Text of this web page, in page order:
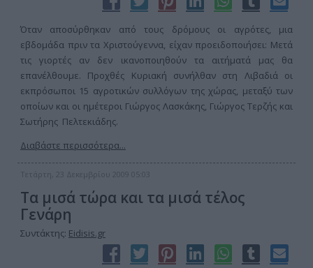
Όταν αποσύρθηκαν από τους δρόμους οι αγρότες, μια
εβδομάδα πριν τα Χριστούγεννα, είχαν προειδοποιήσει: Μετά
τις γιορτές αν δεν ικανοποιηθούν τα αιτήματά μας θα
επανέλθουμε. Προχθές Κυριακή συνήλθαν στη Λιβαδιά οι
εκπρόσωποι 15 αγροτικών συλλόγων της χώρας, μεταξύ των
οποίων και οι ημέτεροι Γιώργος Λασκάκης, Γιώργος Τερζής και
Σωτήρης Πελτεκιάδης.
Διαβάστε περισσότερα...
Τετάρτη, 23 Δεκεμβρίου 2009 05:03
Τα μισά τώρα και τα μισά τέλος
Γενάρη
Συντάκτης: Eidisis.gr